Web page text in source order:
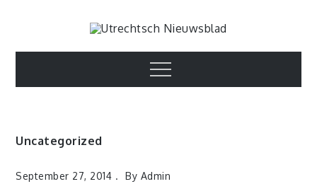
Utrechtsch
Nieuwsblad
1893-1967
Menu
Uncategorized
September 27, 2014 By Admin